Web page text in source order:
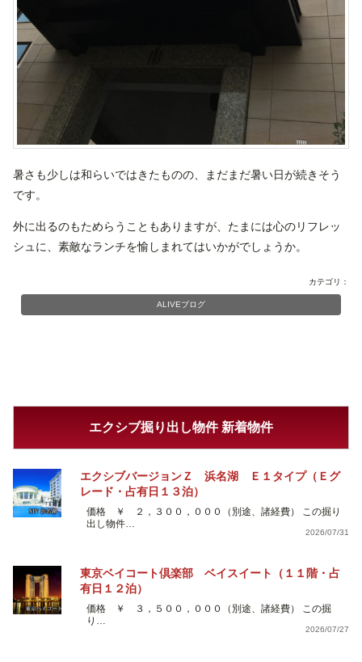
暑さも少しは和らいではきたものの、まだまだ暑い日が続きそう
です。
外に出るのもためらうこともありますが、たまには心のリフレッ
シュに、素敵なランチを愉しまれてはいかがでしょうか。
カテゴリ：
ALIVEブログ
エクシブ掘り出し物件 新着物件
エクシブバージョンＺ 浜名湖 Ｅ１タイプ（Ｅグ
レード・占有日１３泊）
価格 ￥ ２，３００，０００（別途、諸経費） この掘り
出し物件…
2026/07/31
東京ベイコート倶楽部 ベイスイート（１１階・占
有日１２泊）
価格 ￥ ３，５００，０００（別途、諸経費） この掘
り…
2026/07/27